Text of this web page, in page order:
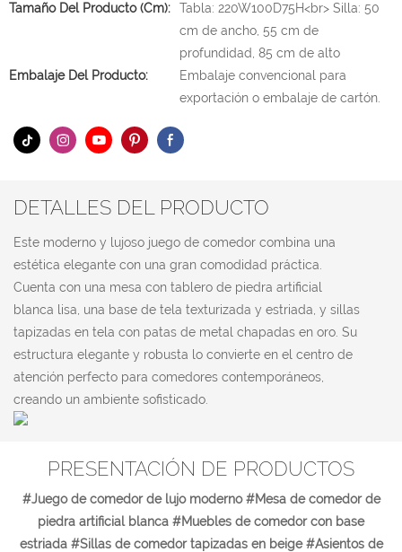
Tamaño Del Producto (cm):
Tabla: 220W100D75H<br> Silla: 50
cm de ancho, 55 cm de
profundidad, 85 cm de alto
Embalaje Del Producto:
Embalaje convencional para
exportación o embalaje de cartón.
DETALLES DEL PRODUCTO
Este moderno y lujoso juego de comedor combina una
estética elegante con una gran comodidad práctica.
Cuenta con una mesa con tablero de piedra artificial
blanca lisa, una base de tela texturizada y estriada, y sillas
tapizadas en tela con patas de metal chapadas en oro. Su
estructura elegante y robusta lo convierte en el centro de
atención perfecto para comedores contemporáneos,
creando un ambiente sofisticado.
PRESENTACIÓN DE PRODUCTOS
#Juego de comedor de lujo moderno #Mesa de comedor de
piedra artificial blanca #Muebles de comedor con base
estriada #Sillas de comedor tapizadas en beige #Asientos de